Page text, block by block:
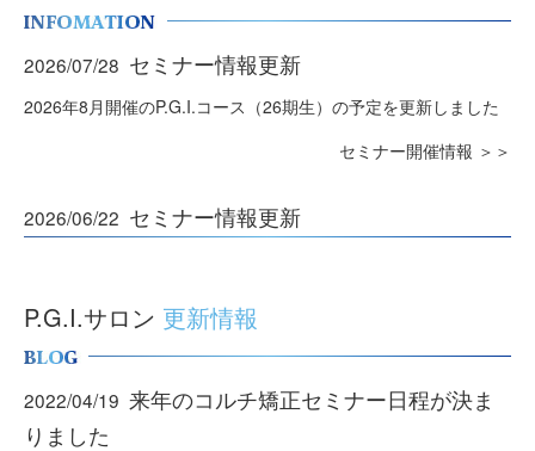
2026/07/28 セミナー情報更新
2026年8月開催のP.G.I.コース（26期生）の予定を更新しました
セミナー開催情報 ＞＞
2026/06/22 セミナー情報更新
2026/06/01
2026年6月開催のP.G.I.コース（26期生）の予定を更新しました
P.G.I.サロン 更新情報
2022/04/19 来年のコルチ矯正セミナー日程が決ま
りました